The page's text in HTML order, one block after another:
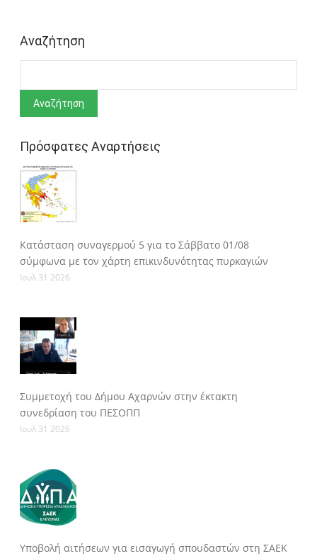
Αναζήτηση
Πρόσφατες Αναρτήσεις
Κατάσταση συναγερμού 5 για το Σάββατο 01/08
σύμφωνα με τον χάρτη επικινδυνότητας πυρκαγιών
Ιουλ 31 2026
Συμμετοχή του Δήμου Αχαρνών στην έκτακτη
συνεδρίαση του ΠΕΣΟΠΠ
Ιουλ 31 2026
Υποβολή αιτήσεων για εισαγωγή σπουδαστών στη ΣΑΕΚ